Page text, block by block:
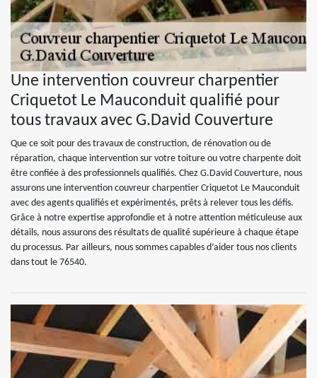
Une intervention couvreur charpentier
Criquetot Le Mauconduit qualifié pour
tous travaux avec G.David Couverture
Que ce soit pour des travaux de construction, de rénovation ou de
réparation, chaque intervention sur votre toiture ou votre charpente doit
être confiée à des professionnels qualifiés. Chez G.David Couverture, nous
assurons une intervention couvreur charpentier Criquetot Le Mauconduit
avec des agents qualifiés et expérimentés, prêts à relever tous les défis.
Grâce à notre expertise approfondie et à notre attention méticuleuse aux
détails, nous assurons des résultats de qualité supérieure à chaque étape
du processus. Par ailleurs, nous sommes capables d’aider tous nos clients
dans tout le 76540.